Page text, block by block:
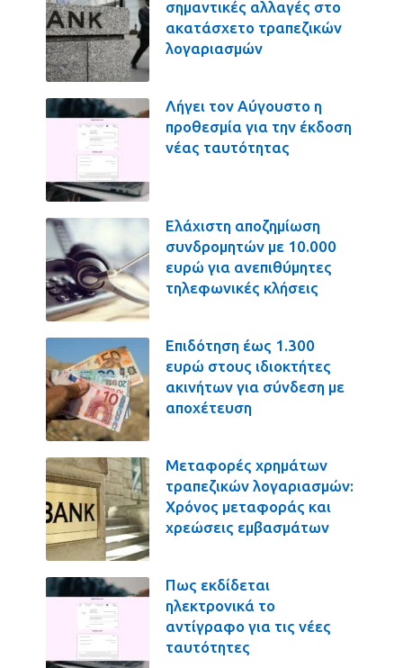
σημαντικές αλλαγές στο
ακατάσχετο τραπεζικών
λογαριασμών
Λήγει τον Αύγουστο η
προθεσμία για την έκδοση
νέας ταυτότητας
Ελάχιστη αποζημίωση
συνδρομητών με 10.000
ευρώ για ανεπιθύμητες
τηλεφωνικές κλήσεις
Επιδότηση έως 1.300
ευρώ στους ιδιοκτήτες
ακινήτων για σύνδεση με
αποχέτευση
Μεταφορές χρημάτων
τραπεζικών λογαριασμών:
Χρόνος μεταφοράς και
χρεώσεις εμβασμάτων
Πως εκδίδεται
ηλεκτρονικά το
αντίγραφο για τις νέες
ταυτότητες